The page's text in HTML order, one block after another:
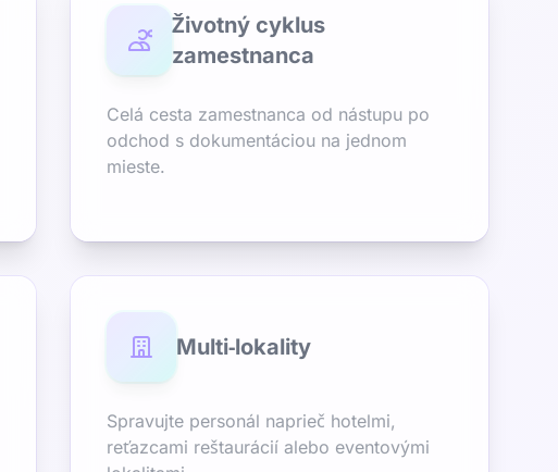
Životný cyklus
zamestnanca
Celá cesta zamestnanca od nástupu po
odchod s dokumentáciou na jednom
mieste.
Multi‑lokality
Spravujte personál naprieč hotelmi,
reťazcami reštaurácií alebo eventovými